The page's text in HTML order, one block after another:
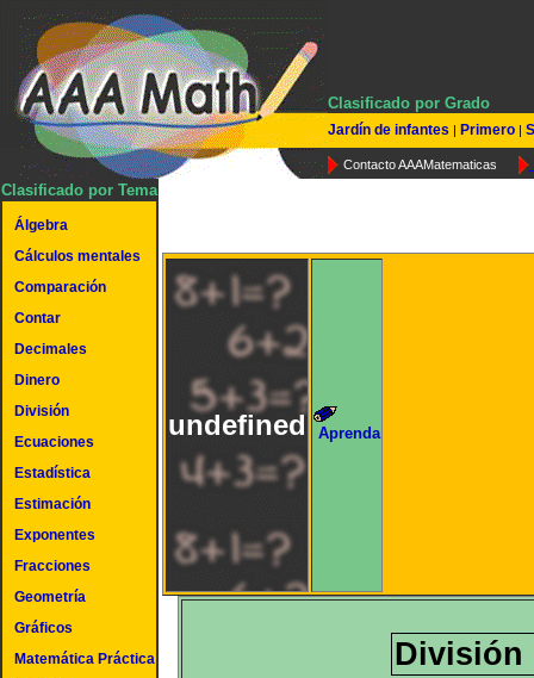
Clasificado por Grado
Jardín de infantes | Primero |
Contacto AAAMatematicas
Clasificado por Tema
Álgebra
Cálculos mentales
Comparación
Contar
Decimales
Dinero
División
Ecuaciones
Estadística
Estimación
Exponentes
Fracciones
Geometría
Gráficos
Matemática Práctica
undefined Aprenda
División